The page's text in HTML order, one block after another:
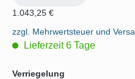
1.043,25 €
zzgl. Mehrwertsteuer und
Lieferzeit 6 Tage
Verriegelung